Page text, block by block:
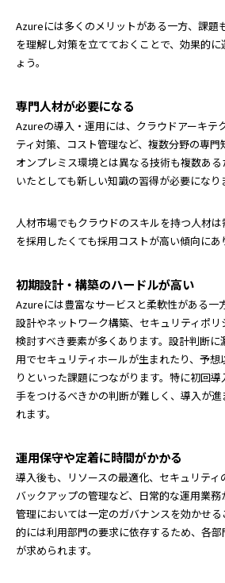
Azureには多くのメリットがある一方、課題
を理解し対策を立てておくことで、効果的
ょう。
専門人材が必要になる
Azureの導入・運用には、クラウドアーキテ
ティ対策、コスト管理など、複数分野の専門
オンプレミス環境とは異なる技術も複数あ
いたとしても新しい知識の習得が必要になり
人材市場でもクラウドのスキルを持つ人材
を採用したくても採用コストが高い傾向にあ
初期設計・構築のハードルが高い
Azureには豊富なサービスと柔軟性がある一
設計やネットワーク構築、セキュリティポ
検討すべき要素が多くあります。設計判断に
用でセキュリティホールが生まれたり、予
りといった課題につながります。特に初回
手をつけるべきかの判断が難しく、導入が
れます。
運用保守や定着に時間がかかる
導入後も、リソースの最適化、セキュリテ
バックアップの管理など、日常的な運用業
管理においては一定のガバナンスを効かせ
的には利用部門の要求に依存するため、各
が求められます。